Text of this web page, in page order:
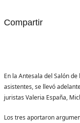
Compartir
En la Antesala del Salón
asistentes, se llevó
juristas Valeria España,
Los tres aportaron